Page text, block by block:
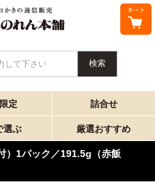
して下さい
定 詰合せ
選ぶ 厳選おすすめ
）1パック／191.5g（赤飯